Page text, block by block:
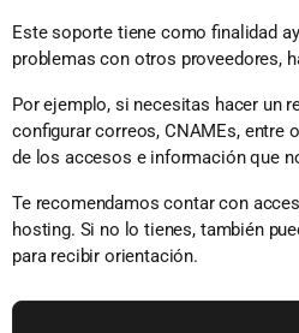
Este soporte tiene como finalidad
problemas con otros proveedores,
Por ejemplo, si necesitas hacer un
configurar correos, CNAMEs, entre
de los accesos e información que
Te recomendamos contar con
hosting. Si no lo tienes, también
para recibir orientación.